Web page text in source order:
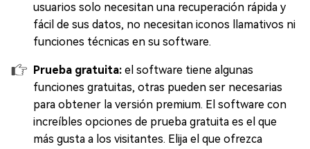
usuarios solo necesitan una recuperación rápida y
fácil de sus datos, no necesitan iconos llamativos ni
funciones técnicas en su software.
Prueba gratuita: el software tiene algunas
funciones gratuitas, otras pueden ser necesarias
para obtener la versión premium. El software con
increíbles opciones de prueba gratuita es el que
más gusta a los visitantes. Elija el que ofrezca